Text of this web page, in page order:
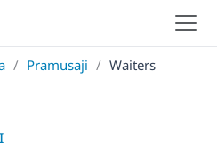
/ Pramusaji / Waiters